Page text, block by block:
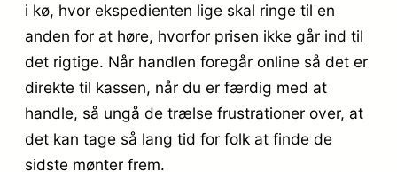
i kø, hvor ekspedienten lige skal ringe til en
anden for at høre, hvorfor prisen ikke går ind til
det rigtige. Når handlen foregår online så det er
direkte til kassen, når du er færdig med at
handle, så ungå de trælse frustrationer over, at
det kan tage så lang tid for folk at finde de
sidste mønter frem.